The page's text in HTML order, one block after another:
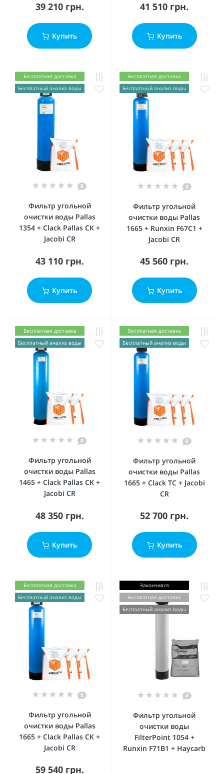
39 210 грн.
Купить
41 510 грн.
Купить
Бесплатная доставка
Бесплатный анализ воды
0
Фильтр угольной
очистки воды Pallas
1354 + Сlack Pallas CK +
Jacobi CR
43 110 грн.
Купить
Бесплатная доставка
Бесплатный анализ воды
0
Фильтр угольной
очистки воды Pallas
1665 + Runxin F67C1 +
Jacobi CR
45 560 грн.
Купить
Бесплатная доставка
Бесплатный анализ воды
0
Фильтр угольной
очистки воды Pallas
1465 + Сlack Pallas CK +
Jacobi CR
48 350 грн.
Купить
Бесплатная доставка
Бесплатный анализ воды
0
Фильтр угольной
очистки воды Pallas
1665 + Clack ТC + Jacobi
CR
52 700 грн.
Купить
Бесплатная доставка
Бесплатный анализ воды
0
Фильтр угольной
очистки воды Pallas
1665 + Сlack Pallas CK +
Jacobi CR
59 540 грн.
Закончился
Бесплатная доставка
Бесплатный анализ воды
0
Фильтр угольной
очистки воды
FilterPoint 1054 +
Runxin F71B1 + Haycarb